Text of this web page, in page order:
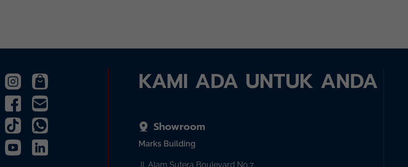
KAMI ADA UNTUK ANDA
Showroom
Marks Building
Jl. Alam Sutera Boulevard No.7,